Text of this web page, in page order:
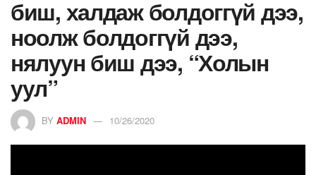
биш, халдаж болдоггүй дээ,
ноолж болдоггүй дээ,
нялуун биш дээ, “Холын
уул”
BY ADMIN 10/26/2020